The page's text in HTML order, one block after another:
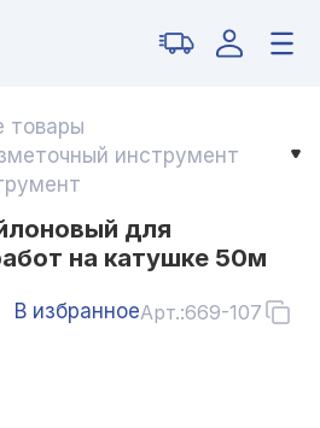
товары
инструмент
для
на катушке 50м
В избранноеАрт.:669-107